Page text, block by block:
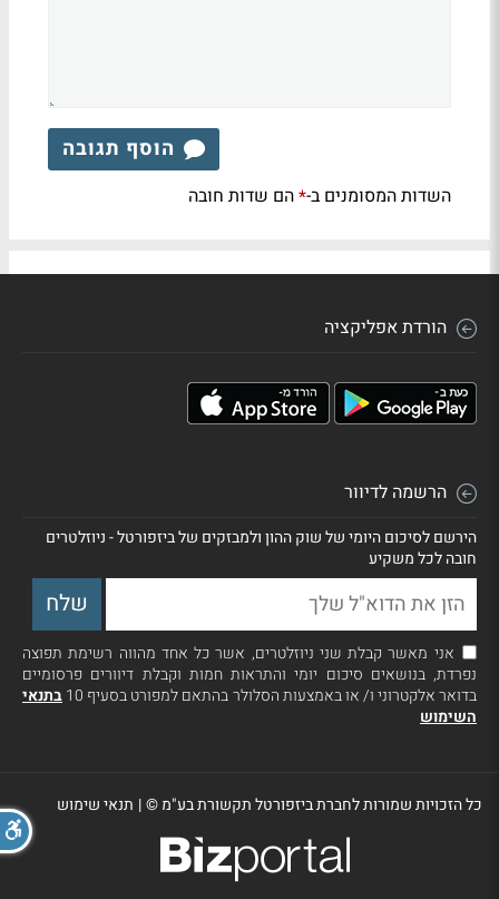
הוסף תגובה
השדות המסומנים ב-*הם שדות חובה
הורדת אפליקציה
הרשמה לדיוור
הירשם לסיכום היומי של שוק ההון ולמבזקים של ביזפורטל - ניוזלטרים
חובה לכל משקיע
אני מאשר קבלת שני ניוזלטרים, אשר כל אחד מהווה רשימת תפוצה
נפרדת, בנושאים סיכום יומי והתראות חמות וקבלת דיוורים פרסומיים
בדואר אלקטרוני ו/ או באמצעות הסלולר בהתאם למפורט בסעיף 10
בתנאי
השימוש
כל הזכויות שמורות לחברת ביזפורטל תקשורת בע"מ ©| תנאי שימוש